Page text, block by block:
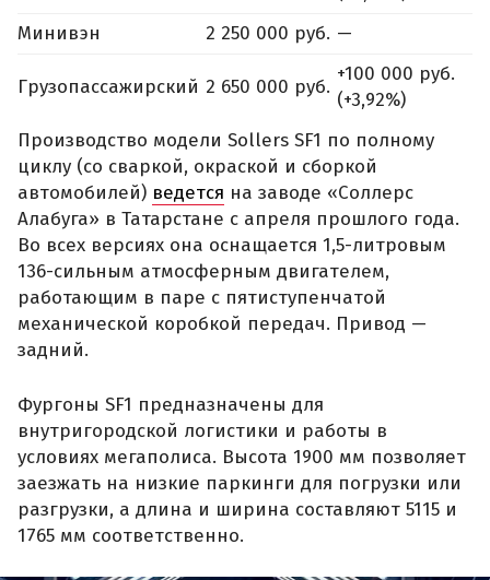
Минивэн
2 250 000 руб. —
Грузопассажирский 2 650 000 руб.
+100 000 руб.
(+3,92%)
Производство модели Sollers SF1 по полному
циклу (со сваркой, окраской и сборкой
автомобилей) ведется на заводе «Соллерс
Алабуга» в Татарстане с апреля прошлого года.
Во всех версиях она оснащается 1,5-литровым
136-сильным атмосферным двигателем,
работающим в паре с пятиступенчатой
механической коробкой передач. Привод —
задний.
Фургоны SF1 предназначены для
внутригородской логистики и работы в
условиях мегаполиса. Высота 1900 мм позволяет
заезжать на низкие паркинги для погрузки или
разгрузки, а длина и ширина составляют 5115 и
1765 мм соответственно.